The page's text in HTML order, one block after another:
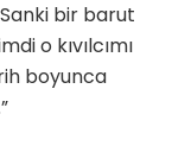
bir barut
o kıvılcımı
boyunca